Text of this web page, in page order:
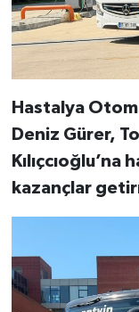
Hastalya
Deniz Gürer,
Kılıçcıoğlu’na
kazançlar